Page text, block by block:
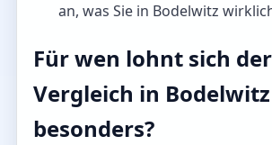
an, was Sie in Bodelwitz
Für wen lohnt sich der
Vergleich in Bodelwitz
besonders?